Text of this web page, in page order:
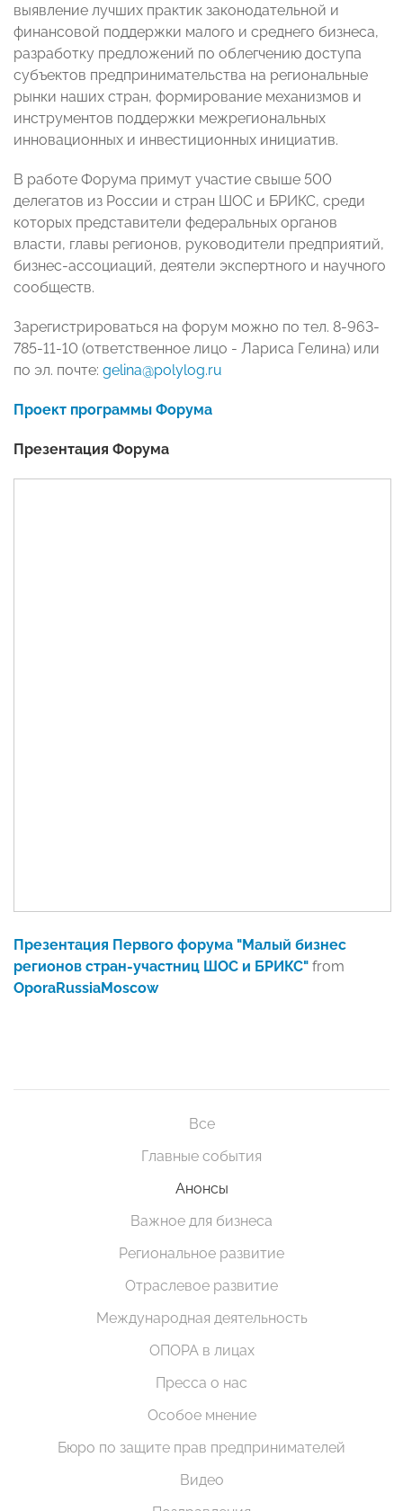
выявление лучших практик законодательной и
финансовой поддержки малого и среднего бизнеса,
разработку предложений по облегчению доступа
субъектов предпринимательства на региональные
рынки наших стран, формирование механизмов и
инструментов поддержки межрегиональных
инновационных и инвестиционных инициатив.
В работе Форума примут участие свыше 500
делегатов из России и стран ШОС и БРИКС, среди
которых представители федеральных органов
власти, главы регионов, руководители предприятий,
бизнес-ассоциаций, деятели экспертного и научного
сообществ.
Зарегистрироваться на форум можно по тел. 8-963-
785-11-10 (ответственное лицо - Лариса Гелина) или
по эл. почте: gelina@polylog.ru
Проект программы Форума
Презентация Форума
Презентация Первого форума "Малый бизнес
регионов стран-участниц ШОС и БРИКС" from
OporaRussiaMoscow
Все
Главные события
Анонсы
Важное для бизнеса
Региональное развитие
Отраслевое развитие
Международная деятельность
ОПОРА в лицах
Пресса о нас
Особое мнение
Бюро по защите прав предпринимателей
Видео